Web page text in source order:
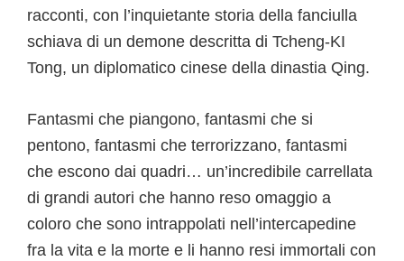
racconti, con l’inquietante storia della fanciulla
schiava di un demone descritta di Tcheng-KI
Tong, un diplomatico cinese della dinastia Qing.
Fantasmi che piangono, fantasmi che si
pentono, fantasmi che terrorizzano, fantasmi
che escono dai quadri… un’incredibile carrellata
di grandi autori che hanno reso omaggio a
coloro che sono intrappolati nell’intercapedine
fra la vita e la morte e li hanno resi immortali con